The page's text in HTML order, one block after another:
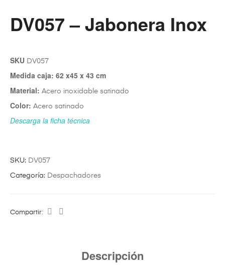
DV057 – Jabonera Inox
SKU DV057
Medida caja: 62 x45 x 43 cm
Material: Acero inoxidable satinado
Color: Acero satinado
Descarga la ficha técnica
SKU: DV057
Categoría: Despachadores
Compartir:
Descripción